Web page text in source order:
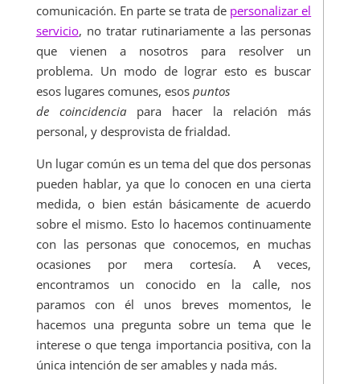
comunicación. En parte se trata de personalizar el
servicio, no tratar rutinariamente a las personas
que vienen a nosotros para resolver un
problema. Un modo de lograr esto es buscar
esos lugares comunes, esos puntos
de coincidenciapara hacer la relación más
personal, y desprovista de frialdad.
Un lugar común es un tema del que dos personas
pueden hablar, ya que lo conocen en una cierta
medida, o bien están básicamente de acuerdo
sobre el mismo. Esto lo hacemos continuamente
con las personas que conocemos, en muchas
ocasiones por mera cortesía. A veces,
encontramos un conocido en la calle, nos
paramos con él unos breves momentos, le
hacemos una pregunta sobre un tema que le
interese o que tenga importancia positiva, con la
única intención de ser amables y nada más.